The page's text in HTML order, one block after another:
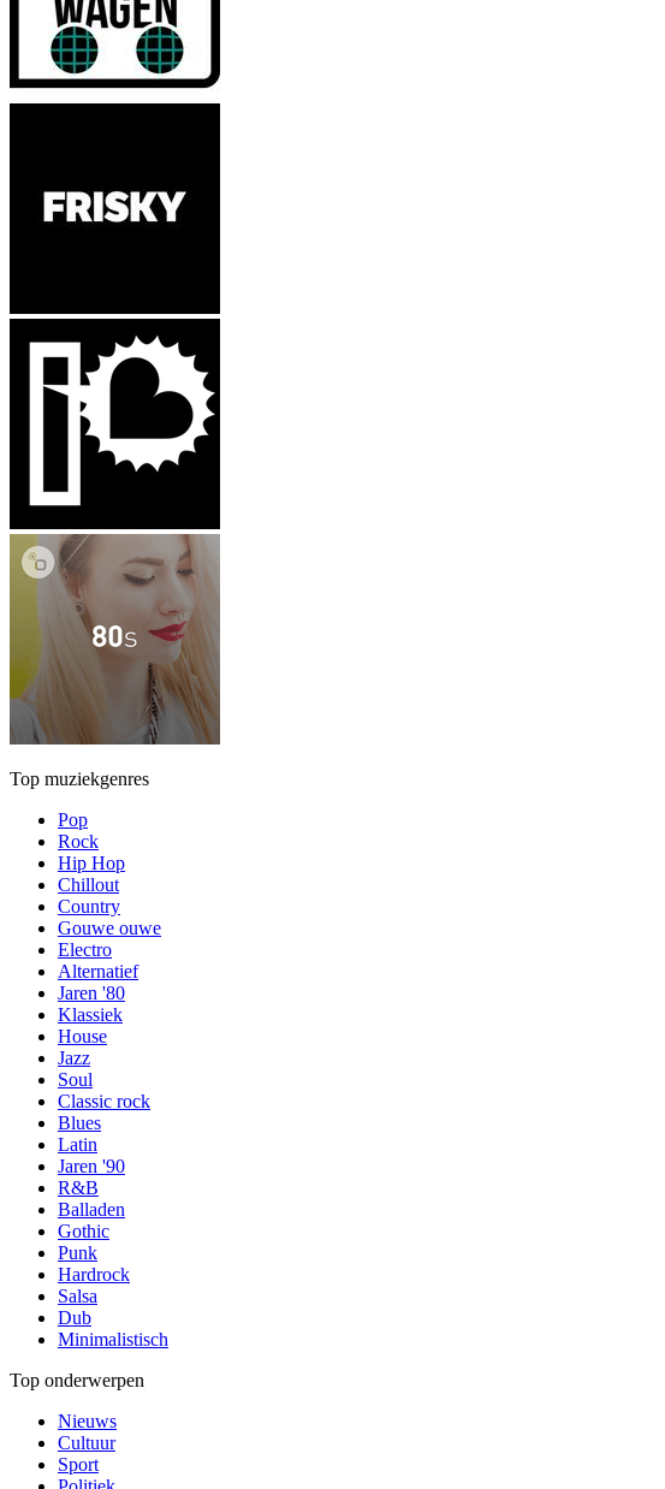
Top muziekgenres
Pop
Rock
Hip Hop
Chillout
Country
Gouwe ouwe
Electro
Alternatief
Jaren '80
Klassiek
House
Jazz
Soul
Classic rock
Blues
Latin
Jaren '90
R&B
Balladen
Gothic
Punk
Hardrock
Salsa
Dub
Minimalistisch
Top onderwerpen
Nieuws
Cultuur
Sport